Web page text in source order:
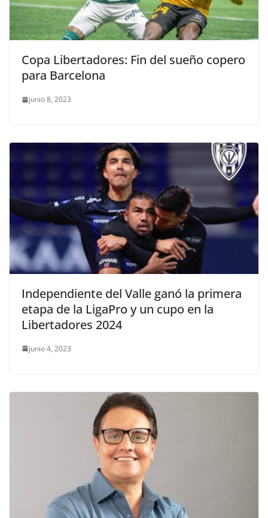
Copa Libertadores: Fin del sueño copero
para Barcelona
junio 8, 2023
Independiente del Valle ganó la primera
etapa de la LigaPro y un cupo en la
Libertadores 2024
junio 4, 2023